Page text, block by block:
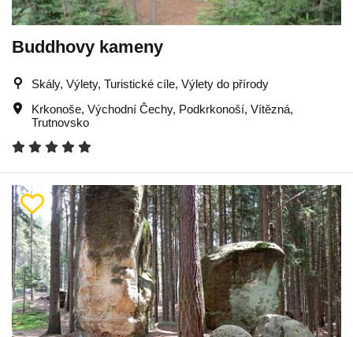
Buddhovy kameny
Skály, Výlety, Turistické cíle, Výlety do přírody
Krkonoše, Východní Čechy, Podkrkonoší, Vítězná,
Trutnovsko